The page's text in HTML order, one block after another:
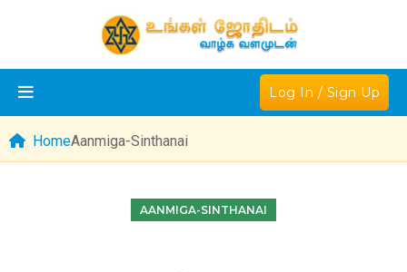
Log In / Sign Up
HomeAanmiga-Sinthanai
AANMIGA-SINTHANAI